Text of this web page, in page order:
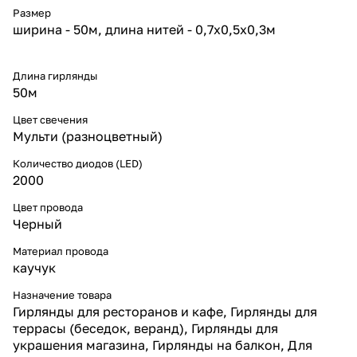
морозах до –25 °C. Диоды
равномерно распределены по
всей длине, формируя эффект
службы — до 30 000 часов, что
гарантирует долговечность при
энергопотреблении.
Преимущества гирлянды
для оформления фасадов и
крыш;
насыщенным мультицветным
свечением и эффектом
* черный каучуковый кабель
Ø2,3 мм — прочный, гибкий,
морозостойкий;
* равномерное
распределение света без
затемнённых участков;
* работа от стандартной сети
220 В без дополнительных
Размер
ширина - 50м, длина нитей - 0,7x0,5x0,3м
Длина гирлянды
50м
Цвет свечения
Мульти (разноцветный)
Количество диодов (LED)
2000
Цвет провода
Черный
Материал провода
каучук
Назначение товара
Гирлянды для ресторанов и кафе, Гирлянды для
террасы (беседок, веранд), Гирлянды для
украшения магазина, Гирлянды на балкон, Для